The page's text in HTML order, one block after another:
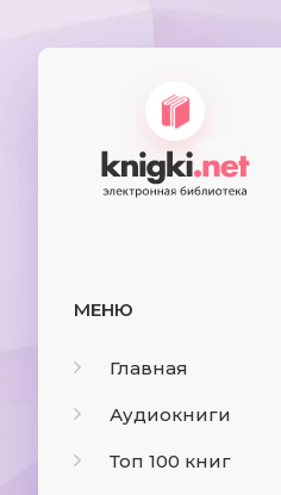
МЕНЮ
Главная
Аудиокниги
Топ 100 книг